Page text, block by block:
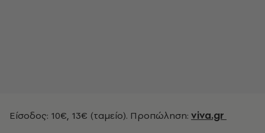
Είσοδος: 10€, 13€ (ταμείο). Προπώληση: viva.gr